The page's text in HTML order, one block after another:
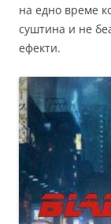
на едно време
суштина и не
ефекти.